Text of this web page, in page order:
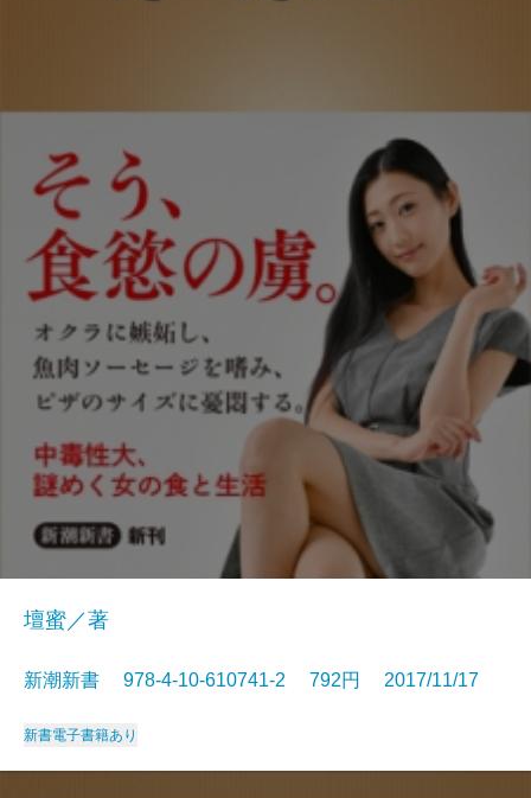
壇蜜／著
新潮新書 978-4-10-610741-2 792円 2017/11/17
新書電子書籍あり